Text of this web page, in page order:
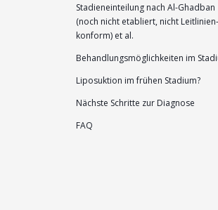
Stadieneinteilung nach Al-Ghadban
(noch nicht etabliert, nicht Leitlinien-
konform) et al.
Behandlungsmöglichkeiten im
Liposuktion im frühen Stadium?
Nächste Schritte zur Diagnose
FAQ